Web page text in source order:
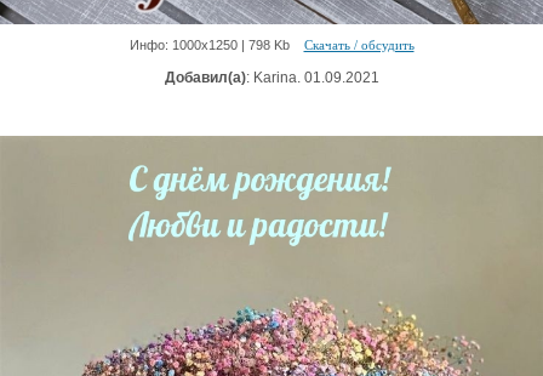
Инфо: 1000х1250 | 798 Kb Скачать / обсудить
Добавил(а): Karina. 01.09.2021